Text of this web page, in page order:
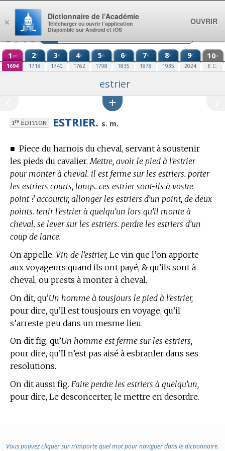
Aller au contenu
1 re
1694
2e
1718
3e
1740
4e
1762
5e
1798
6e
1835
7e
1878
8e
1935
9e
2024
10e
E.C.
estrier
1reÉDITION ESTRIER. s. m.
■ Piece du harnois du cheval, servant à soustenir
les pieds du cavalier. Mettre, avoir le pied à l’estrier
pour monter à cheval. il est ferme sur les estriers. porter
les estriers courts, longs. ces estrier sont-ils à vostre
point ? accourcir, allonger les estriers d’un point, de deux
points. tenir l’estrier à quelqu’un lors qu’il monte à
cheval. se lever sur les estriers. perdre les estriers d’un
coup de lance.
On appelle, Vin de l’estrier, Le vin que l’on apporte
aux voyageurs quand ils ont payé, & qu’ils sont à
cheval, ou prests à monter à cheval.
On dit, qu’Un homme à tousjours le pied à l’estrier,
pour dire, qu’Il est tousjours en voyage, qu’il
s’arreste peu dans un mesme lieu.
On dit fig. qu’Un homme est ferme sur les estriers,
pour dire, qu’Il n’est pas aisé à esbranler dans ses
resolutions.
On dit aussi fig. Faire perdre les estriers à quelqu’un,
pour dire, Le desconcerter, le mettre en desordre.
Vous pouvez cliquer sur n’importe quel mot pour naviguer dans le dictionnaire.
×
Dictionnaire de l’Académie
Télécharger ou ouvrir l’application
Disponible sur Android et iOS
OUVRIR